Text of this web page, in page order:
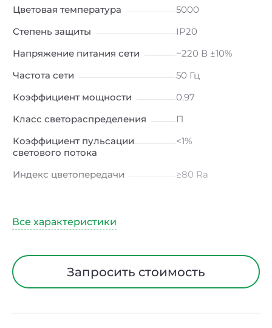
Цветовая температура
5000
Степень защиты
IP20
Напряжение питания сети
~220 В ±10%
Частота сети
50 Гц
Коэффициент мощности
0.97
Класс светораспределения
П
Коэффициент пульсации
светового потока
<1%
Индекс цветопередачи
≥80 Ra
Угол рассеивания
Диапазон рабочих
температурЗапросить стоимость